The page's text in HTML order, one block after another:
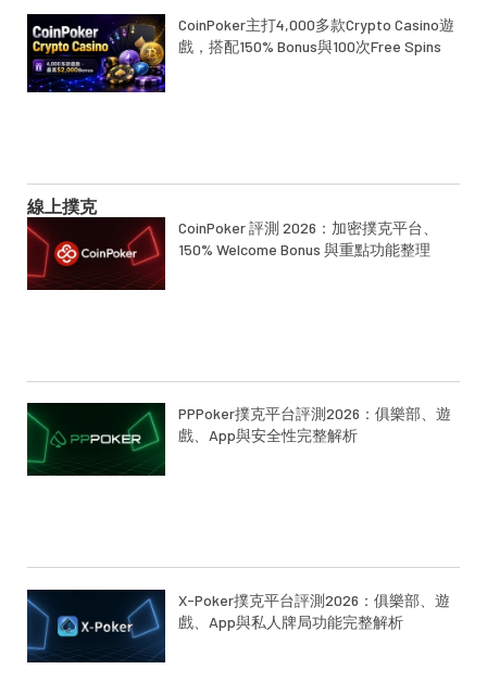
CoinPoker主打4,000多款Crypto Casino遊
戲，搭配150% Bonus與100次Free Spins
線上撲克
CoinPoker 評測 2026：加密撲克平台、
150% Welcome Bonus 與重點功能整理
PPPoker撲克平台評測2026：俱樂部、遊
戲、App與安全性完整解析
X-Poker撲克平台評測2026：俱樂部、遊
戲、App與私人牌局功能完整解析